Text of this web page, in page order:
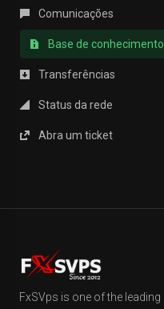
Comunicações
Base de conhecimento
Transferências
Status da rede
Abra um ticket
FxSVps is one of the leading